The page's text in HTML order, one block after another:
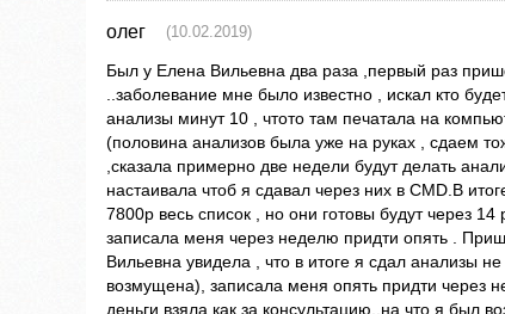
олег (10.02.2019)
Был у Елена Вильевна два раза ,первый раз
..заболевание мне было известно , искал кто
анализы минут 10 , чтото там печатала на
(половина анализов была уже на руках , сдаем
,сказала примерно две недели будут делать
настаивала чтоб я сдавал через них в СМD.В
7800р весь список , но они готовы будут через
записала меня через неделю придти опять .
Вильевна увидела , что в итоге я сдал анализы
возмущена), записала меня опять придти через
деньги взяла как за консультацию..на что я был